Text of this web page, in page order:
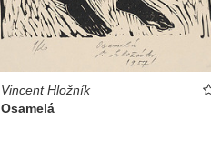
Vincent Hložník
Osamelá